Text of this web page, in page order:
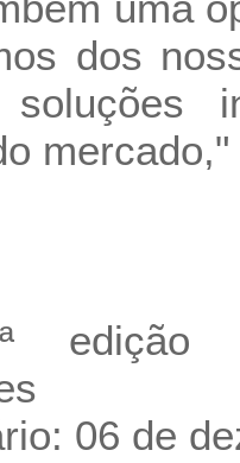
dos
soluções
edição
06 de